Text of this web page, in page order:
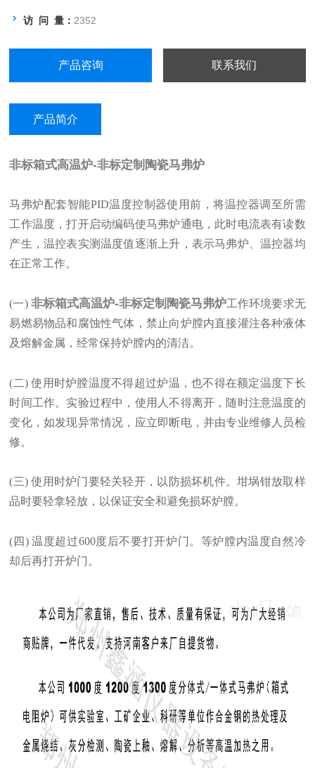
访 问 量： 2352
产品咨询 联系我们
产品简介
非标箱式高温炉-非标定制陶瓷马弗炉
马弗炉配套智能PID温度控制器使用前，将温控器调至所需
工作温度，打开启动编码使马弗炉通电，此时电流表有读数
产生，温控表实测温度值逐渐上升，表示马弗炉、温控器均
在正常工作。
(一) 非标箱式高温炉-非标定制陶瓷马弗炉工作环境要求无
易燃易物品和腐蚀性气体，禁止向炉膛内直接灌注各种液体
及熔解金属，经常保持炉膛内的清洁。
(二) 使用时炉膛温度不得超过炉温，也不得在额定温度下长
时间工作。实验过程中，使用人不得离开，随时注意温度的
变化，如发现异常情况，应立即断电，并由专业维修人员检
修。
(三) 使用时炉门要轻关轻开，以防损坏机件。坩埚钳放取样
品时要轻拿轻放，以保证安全和避免损坏炉膛。
(四) 温度超过600度后不要打开炉门。等炉膛内温度自然冷
却后再打开炉门。